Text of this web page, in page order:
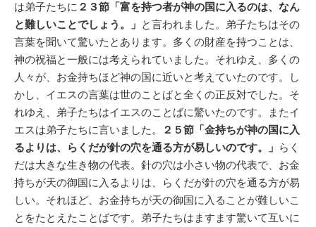
は弟子たちに ２３節「富を持つ者が神の国に入るのは、なん
と難しいことでしょう。」 と言われました。弟子たちはその
言葉を聞いて驚いたとあります。多くの財産を持つことは、
神の祝福と一般には考えられていました。それゆえ、多くの
人々が、お金持ちほど神の国に近いと考えていたのです。し
かし、イエスの言葉は世のことばと全くの正反対でした。そ
れゆえ、弟子たちはイエスのことばに驚いたのです。またイ
エスは弟子たちに言いました。
２５節「金持ちが神の国に入
るよりは、らくだが針の穴を通る方が易しいのです。」 らく
だは大きな生き物の代表。針の穴は小さい物の代表で、お金
持ちが天の御国に入るよりは、らくだが針の穴を通る方が易
しい。それほど、お金持ちが天の御国に入ることが難しいこ
とをたとえたことばです。弟子たちはますます驚いて互いに